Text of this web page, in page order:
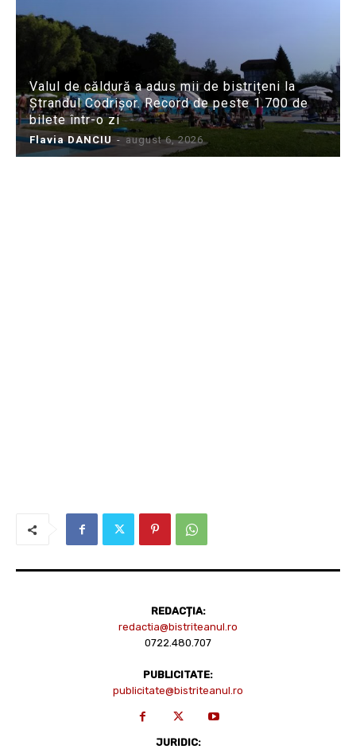
Valul de căldură a adus mii de bistrițeni la
Ștrandul Codrișor. Record de peste 1.700 de
bilete într-o zi
Flavia DANCIU - august 6, 2026
REDACȚIA:
redactia@bistriteanul.ro
0722.480.707
PUBLICITATE:
publicitate@bistriteanul.ro
JURIDIC: